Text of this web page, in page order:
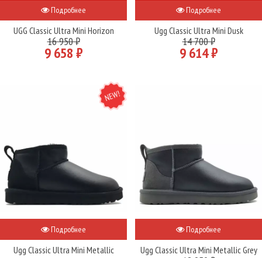
Подробнее
UGG Classic Ultra Mini Horizon
16 950 ₽
9 658 ₽
Подробнее
Ugg Classic Ultra Mini Dusk
14 700 ₽
9 614 ₽
NEW
Подробнее
Ugg Classic Ultra Mini Metallic
Подробнее
Ugg Classic Ultra Mini Metallic Grey